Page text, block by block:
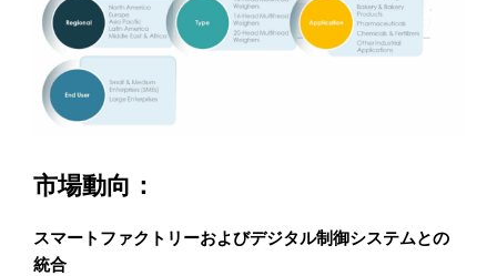
市場動向：
スマートファクトリーおよびデジタル制御システムとの
統合